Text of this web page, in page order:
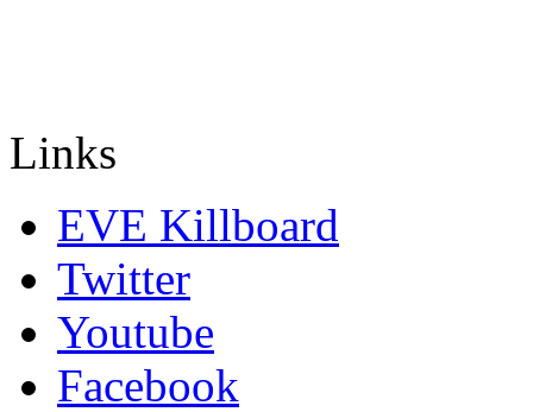
Links
EVE Killboard
Twitter
Youtube
Facebook